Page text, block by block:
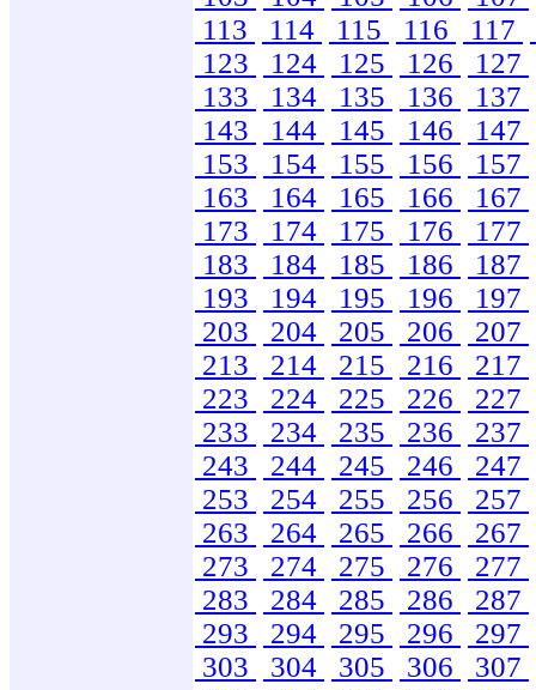
113
114 115 116 117
123
124 125 126
127
133
134 135 136
137
143
144 145 146
147
153
154 155 156
157
163
164 165 166
167
173
174 175 176
177
183
184 185 186
187
193
194 195 196
197
203
204 205 206
207
213
214 215 216
217
223
224 225 226
227
233
234 235 236
237
243
244 245 246
247
253
254 255 256
257
263
264 265 266
267
273
274 275 276
277
283
284 285 286
287
293
294 295 296
297
303
304 305 306
307